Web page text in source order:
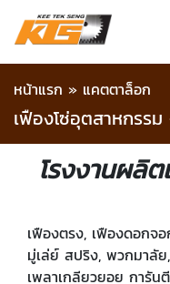
หน้าแรก » แคตตาล็อก
เฟืองโซ่อุตสาหกรร
โรงงานผลิ
เฟืองตรง, เฟืองดอกจ
มู่เล่ย์ สปริง, พวกมาลั
เพลาเกลียวยอย การั